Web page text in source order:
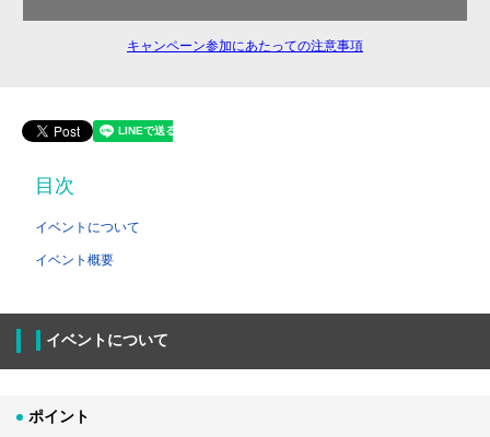
キャンペーン参加にあたっての注意事項
目次
イベントについて
イベント概要
イベントについて
ポイント